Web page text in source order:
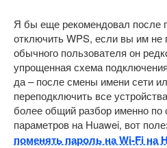
Я бы еще рекомендовал после
отключить WPS, если вы им не
обычного пользователя он
упрощенная схема
да – после смены имени сети
переподключить все
более общий разбор именно по
параметров на Huawei, вот
поменять пароль на Wi-Fi на